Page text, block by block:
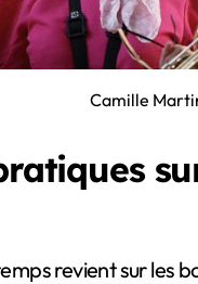
Camille
revient sur les